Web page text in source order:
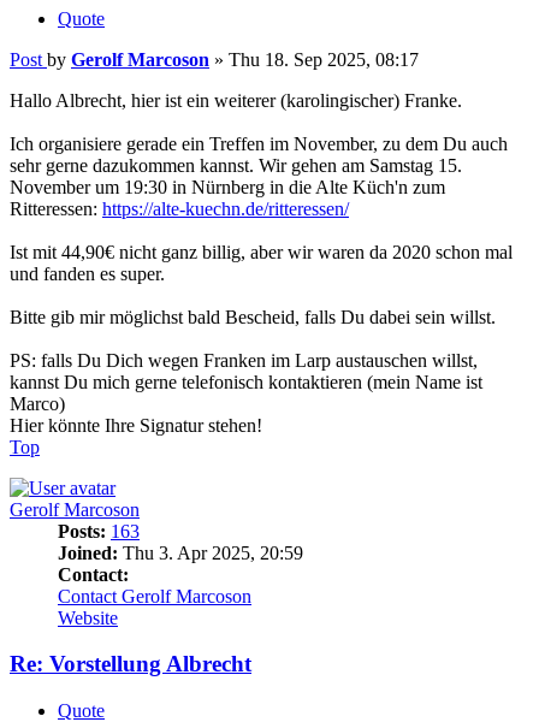
Quote
Post by Gerolf Marcoson » Thu 18. Sep 2025, 08:17
Hallo Albrecht, hier ist ein weiterer (karolingischer) Franke.
Ich organisiere gerade ein Treffen im November, zu dem Du auch
sehr gerne dazukommen kannst. Wir gehen am Samstag 15.
November um 19:30 in Nürnberg in die Alte Küch'n zum
Ritteressen: https://alte-kuechn.de/ritteressen/
Ist mit 44,90€ nicht ganz billig, aber wir waren da 2020 schon mal
und fanden es super.
Bitte gib mir möglichst bald Bescheid, falls Du dabei sein willst.
PS: falls Du Dich wegen Franken im Larp austauschen willst,
kannst Du mich gerne telefonisch kontaktieren (mein Name ist
Marco)
Hier könnte Ihre Signatur stehen!
Top
Gerolf Marcoson
Posts: 163
Joined: Thu 3. Apr 2025, 20:59
Contact:
Contact Gerolf Marcoson
Website
Re: Vorstellung Albrecht
Quote